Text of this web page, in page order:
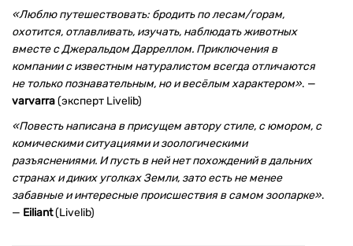
«Люблю путешествовать: бродить по лесам/горам,
охотится, отлавливать, изучать, наблюдать животных
вместе с Джеральдом Дарреллом. Приключения в
компании с известным натуралистом всегда отличаются
не только познавательным, но и весёлым характером». —
varvarra(эксперт Livelib)
«Повесть написана в присущем автору стиле, с юмором, с
комическими ситуациями и зоологическими
разъяснениями. И пусть в ней нет похождений в дальних
странах и диких уголках Земли, зато есть не менее
забавные и интересные происшествия в самом зоопарке».
— Eiliant(Livelib)